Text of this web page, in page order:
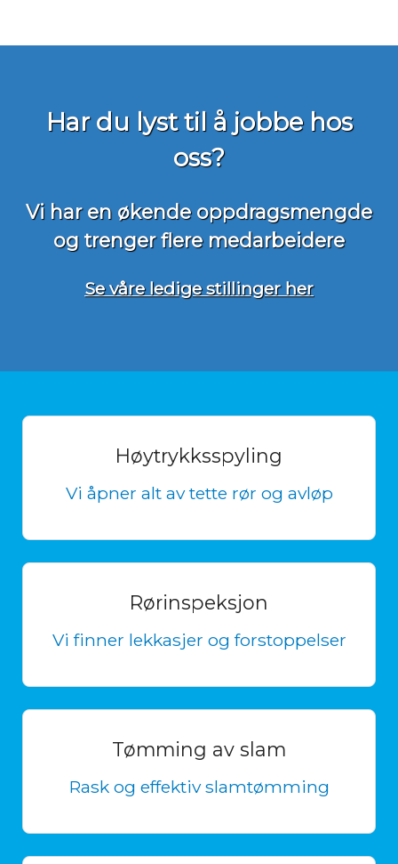
Har du lyst til å jobbe hos
oss?
Vi har en økende oppdragsmengde
og trenger flere medarbeidere
Se våre ledige stillinger her
Høytrykksspyling
Vi åpner alt av tette rør og avløp
Rørinspeksjon
Vi finner lekkasjer og forstoppelser
Tømming av slam
Rask og effektiv slamtømming